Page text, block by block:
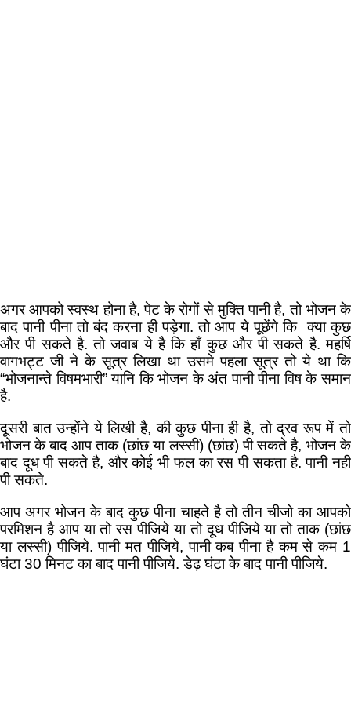
अगर आपको स्वस्थ होना है, पेट के रोगों से मुक्ति पानी है, तो भोजन के
बाद पानी पीना तो बंद करना ही पड़ेगा. तो आप ये पूछेंगे कि क्या कुछ
और पी सकते है. तो जवाब ये है कि हाँ कुछ और पी सकते है. महर्षि
वागभट्ट जी ने के सूत्र लिखा था उसमे पहला सूत्र तो ये था कि
“भोजनान्ते विषमभारी” यानि कि भोजन के अंत पानी पीना विष के समान
है.
दूसरी बात उन्होंने ये लिखी है, की कुछ पीना ही है, तो द्रव रूप में तो
भोजन के बाद आप ताक (छांछ या लस्सी) (छांछ) पी सकते है, भोजन के
बाद दूध पी सकते है, और कोई भी फल का रस पी सकता है. पानी नही
पी सकते.
आप अगर भोजन के बाद कुछ पीना चाहते है तो तीन चीजो का आपको
परमिशन है आप या तो रस पीजिये या तो दूध पीजिये या तो ताक (छांछ
या लस्सी) पीजिये. पानी मत पीजिये, पानी कब पीना है कम से कम 1
घंटा 30 मिनट का बाद पानी पीजिये. डेढ़ घंटा के बाद पानी पीजिये.